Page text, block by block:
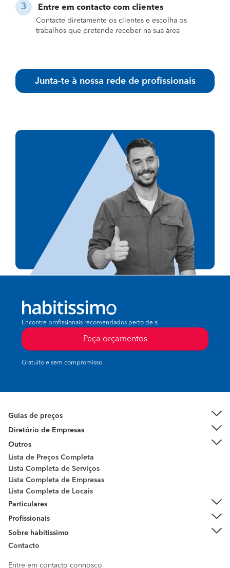
Entre em contacto com clientes
Contacte diretamente os clientes e escolha os
trabalhos que pretende receber na sua área
Junta-te à nossa rede de profissionais
Encontre profissionais recomendados perto de si
Peça orçamentos
Gratuito e sem compromisso.
Guias de preços
Diretório de Empresas
Outros
Lista de Preços Completa
Lista Completa de Serviços
Lista Completa de Empresas
Lista Completa de Locais
Particulares
Profissionais
Sobre habitissimo
Contacto
Entre em contacto connosco